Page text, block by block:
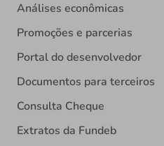
Análises econômicas
Promoções e parcerias
Portal do desenvolvedor
Documentos para terceiros
Consulta Cheque
Extratos da Fundeb